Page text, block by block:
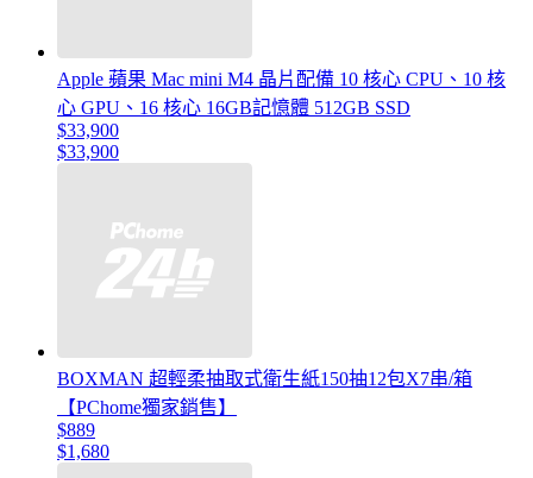
Apple 蘋果 Mac mini M4 晶片配備 10 核心 CPU、10 核
心 GPU、16 核心 16GB記憶體 512GB SSD
$33,900
$33,900
BOXMAN 超輕柔抽取式衛生紙150抽12包X7串/箱
【PChome獨家銷售】
$889
$1,680